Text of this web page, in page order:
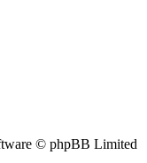
© phpBB Limited